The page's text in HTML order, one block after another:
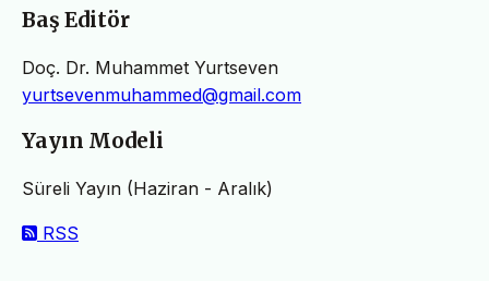
Baş Editör
Doç. Dr. Muhammet Yurtseven
yurtsevenmuhammed@gmail.com
Yayın Modeli
Süreli Yayın (Haziran - Aralık)
RSS